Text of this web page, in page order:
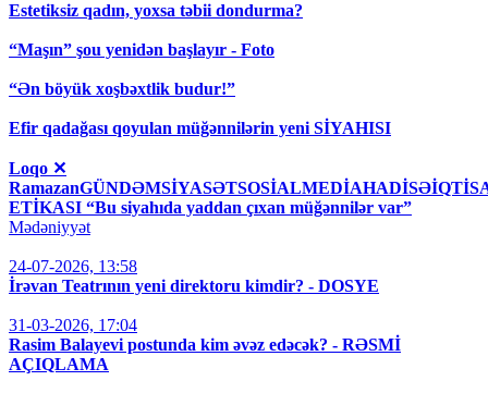
Estetiksiz qadın, yoxsa təbii dondurma?
“Maşın” şou yenidən başlayır - Foto
“Ən böyük xoşbəxtlik budur!”
Efir qadağası qoyulan müğənnilərin yeni SİYAHISI
Loqo ✕
ETİKASI “Bu siyahıda yaddan çıxan müğənnilər var”
Mədəniyyət
24-07-2026, 13:58
İrəvan Teatrının yeni direktoru kimdir? - DOSYE
31-03-2026, 17:04
Rasim Balayevi postunda kim əvəz edəcək? - RƏSMİ
AÇIQLAMA